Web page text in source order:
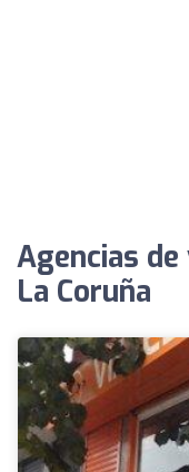
Agencias de
La Coruña